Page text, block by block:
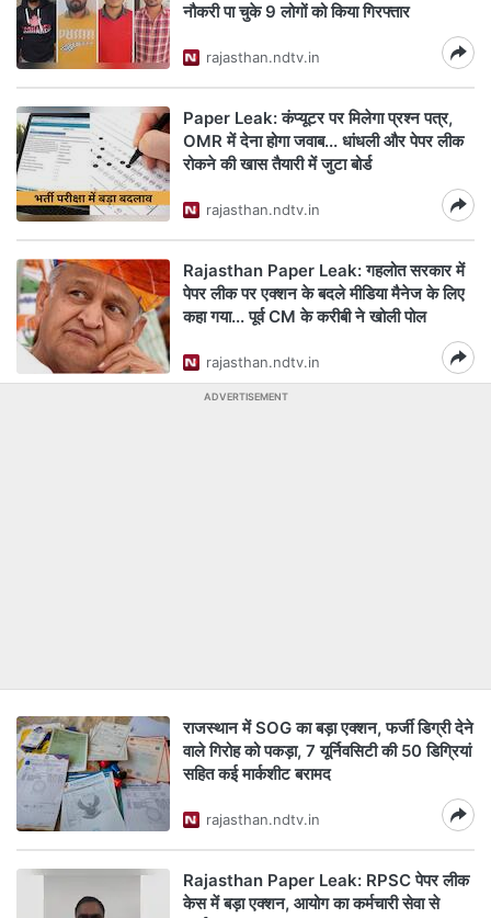
नौकरी पा चुके 9 लोगों को किया गिरफ्तार
rajasthan.ndtv.in
Paper Leak: कंप्यूटर पर मिलेगा प्रश्न पत्र,
OMR में देना होगा जवाब... धांधली और पेपर लीक
रोकने की खास तैयारी में जुटा बोर्ड
rajasthan.ndtv.in
Rajasthan Paper Leak: गहलोत सरकार में
पेपर लीक पर एक्शन के बदले मीडिया मैनेज के लिए
कहा गया... पूर्व CM के करीबी ने खोली पोल
rajasthan.ndtv.in
ADVERTISEMENT
राजस्थान में SOG का बड़ा एक्शन, फर्जी डिग्री देने
वाले गिरोह को पकड़ा, 7 यूर्निवसिटी की 50 डिग्रियां
सहित कई मार्कशीट बरामद
rajasthan.ndtv.in
Rajasthan Paper Leak: RPSC पेपर लीक
केस में बड़ा एक्शन, आयोग का कर्मचारी सेवा से